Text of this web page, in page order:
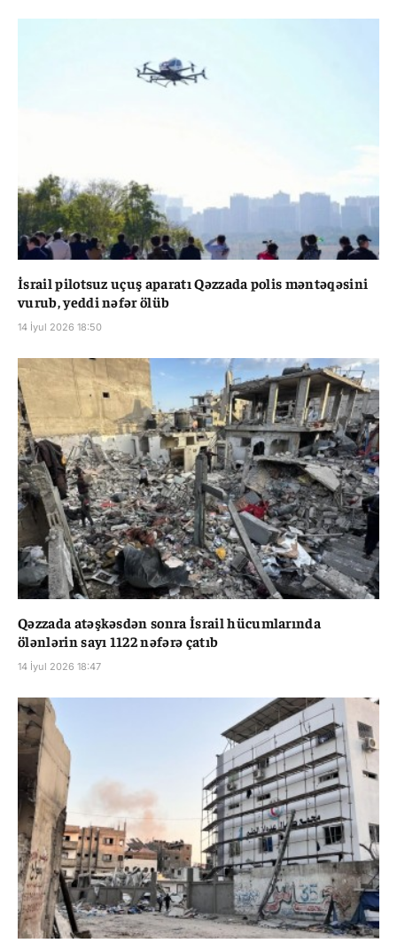
İsrail pilotsuz uçuş aparatı Qəzzada polis məntəqəsini
vurub, yeddi nəfər ölüb
14 İyul 2026 18:50
Qəzzada atəşkəsdən sonra İsrail hücumlarında
ölənlərin sayı 1122 nəfərə çatıb
14 İyul 2026 18:47